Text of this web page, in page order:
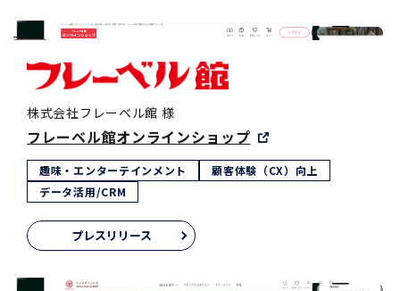
株式会社フレーベル館 様
フレーベル館オンラインショップ
趣味・エンターテインメント
顧客体験（CX）向上
データ活用/CRM
プレスリリース